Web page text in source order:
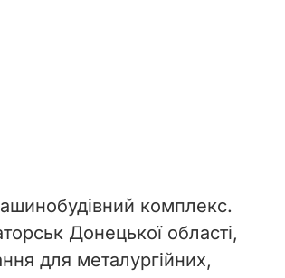
комплекс.
Донецької області,
для металургійних,